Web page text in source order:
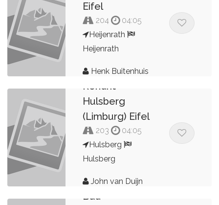
Eifel
204
04:05
Heijenrath
Heijenrath
Henk Buitenhuis
Rondrit
Hulsberg
(Limburg) Eifel
203
04:05
Hulsberg
Hulsberg
John van Duijn
Valkenburg -
Bad